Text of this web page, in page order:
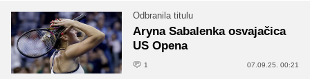
Odbranila titulu
Aryna Sabalenka osvajačica
US Opena
1 07.09.25. 00:21